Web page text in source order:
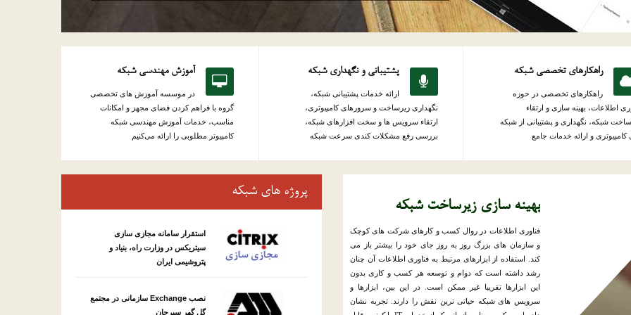
راهکارهای تخصصی شبکه
راهکارهای تخصصی در حوزه
اطلاعات، بهینه سازی و ارتقاء
شبکه، نگهداری و پشتیبانی از شبکه
کامپیوتری و ارائه خدمات جامع
پشتیبانی و نگهداری شبکه
ارائه خدمات پشتیبانی شبکه،
نگهداری زیرساخت و سرورهای کامپیوتری،
ارتقاء سرویس ها و سخت افزارهای شبکه،
بررسی رفع مشکلات کندی سرعت شبکه
آموزش مهندسی شبکه
در موسسه آموزش های تخصصی
گروه با فراهم کردن فضای مجهز و امکانات
مناسب، خدمات آموزش مهندسی شبکه
کامپیوتر مطلوبی را ارائه می‌کنیم
بهینه سازی زیرساخت شبکه
فناوری اطلاعات در روال کسب و کارهای شرکت های کوچک
و سازمان های بزرگ روز به روز جای خود را بیشتر باز می
کند. استفاده از ابزارهای مرتبط به فناوری اطلاعات آن چنان
رشد داشته است که دوام و توسعه هر کسب و کاری بدون
این ابزارها تقریبا غیر ممکن است. در این بین، ابزارها و
سرویس های شبکه حیاتی ترین نقش را دارند. تجربه نشان
پروژه های شبکه
استقرار سامانه مجازی سازی
سیتریکس در وزارت راه، بنیاد و
پتروشیمی ایران
نصب Exchange سازمانی در مجتمع
گل گهر سیرجان